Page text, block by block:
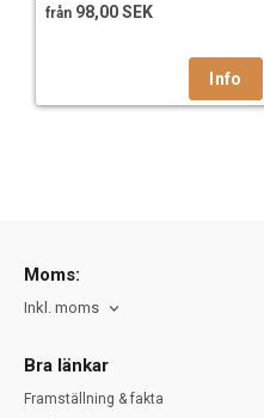
från 98,00 SEK
Moms:
Inkl. moms
Bra länkar
Framställning & fakta